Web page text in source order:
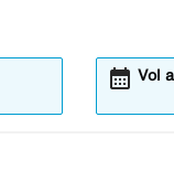
Vol
calendar_month